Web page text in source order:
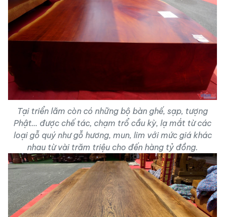
Tại triển lãm còn có những bộ bàn ghế, sạp, tượng
Phật… được chế tác, chạm trổ cầu kỳ, lạ mắt từ các
loại gỗ quý như gỗ hương, mun, lim với mức giá khác
nhau từ vài trăm triệu cho đến hàng tỷ đồng.